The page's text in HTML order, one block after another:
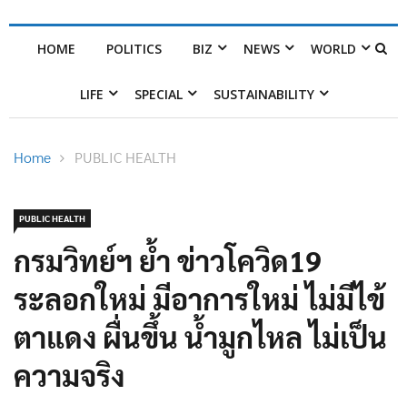
HOME POLITICS BIZ NEWS WORLD
LIFE SPECIAL SUSTAINABILITY
Home PUBLIC HEALTH
PUBLIC HEALTH
กรมวิทย์ฯ ย้ำ ข่าวโควิด19
ระลอกใหม่ มีอาการใหม่ ไม่มีไข้
ตาแดง ผื่นขึ้น น้ำมูกไหล ไม่เป็น
ความจริง